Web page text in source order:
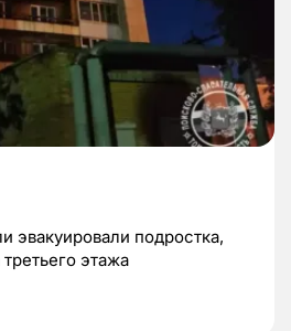
эвакуировали подростка,
этажа